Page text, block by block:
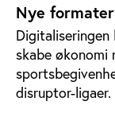
Nye
skabe økonomi
disruptor-ligaer.